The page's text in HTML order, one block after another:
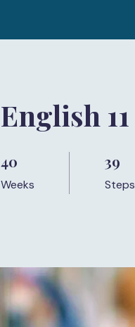
English 11
40
Weeks
39
Steps